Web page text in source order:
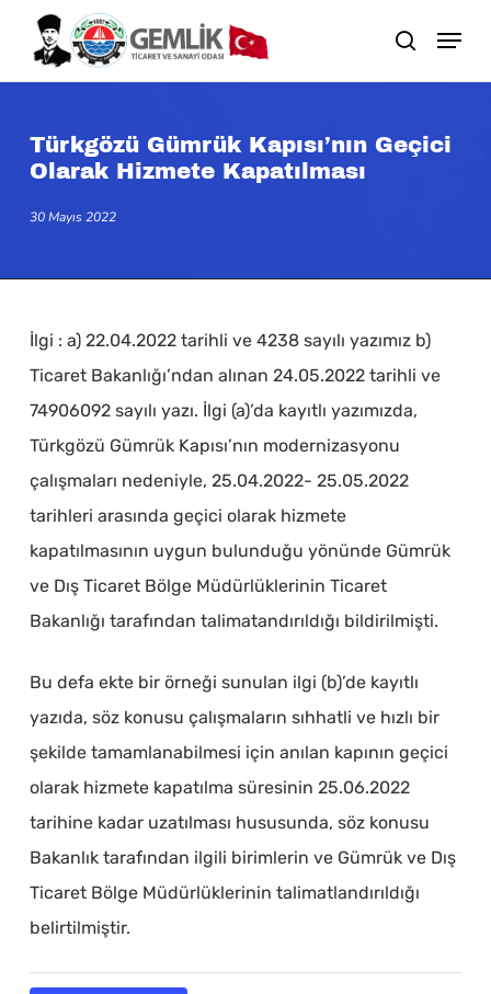
main
search
Türkgözü Gümrük Kapısı’nın Geçici
Olarak Hizmete Kapatılması
30 Mayıs 2022
İlgi : a) 22.04.2022 tarihli ve 4238 sayılı yazımız b)
Ticaret Bakanlığı’ndan alınan 24.05.2022 tarihli ve
74906092 sayılı yazı. İlgi (a)’da kayıtlı yazımızda,
Türkgözü Gümrük Kapısı’nın modernizasyonu
çalışmaları nedeniyle, 25.04.2022- 25.05.2022
tarihleri arasında geçici olarak hizmete
kapatılmasının uygun bulunduğu yönünde Gümrük
ve Dış Ticaret Bölge Müdürlüklerinin Ticaret
Bakanlığı tarafından talimatandırıldığı bildirilmişti.
Bu defa ekte bir örneği sunulan ilgi (b)’de kayıtlı
yazıda, söz konusu çalışmaların sıhhatli ve hızlı bir
şekilde tamamlanabilmesi için anılan kapının geçici
olarak hizmete kapatılma süresinin 25.06.2022
tarihine kadar uzatılması hususunda, söz konusu
Bakanlık tarafından ilgili birimlerin ve Gümrük ve Dış
Ticaret Bölge Müdürlüklerinin talimatlandırıldığı
belirtilmiştir.